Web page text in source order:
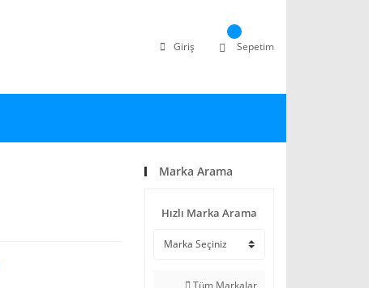
Giriş Sepetim
Marka Arama
Hızlı Marka Arama
Tüm Markalar